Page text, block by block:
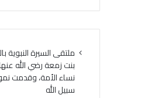
بنسبة
97.7%ملتقى السيرة النبوية
بنت زمعة رضي الله
نساء الأمة، وقدمت
سبيل الله